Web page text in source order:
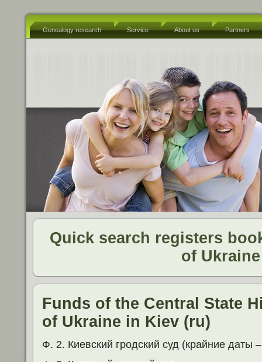
Genealogy research Service About us Partners
Quick search registers
of Ukraine
Funds of the Central State
of Ukraine in Kiev (ru)
Ф. 2. Киевский гродский суд (крайние даты